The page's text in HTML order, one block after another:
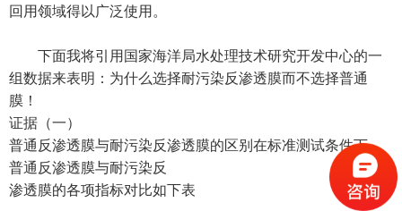
回用领域得以广泛使用。
下面我将引用国家海洋局水处理技术研究开发中心的一
组数据来表明：为什么选择耐污染反渗透膜而不选择普通
膜！
证据（一）
普通反渗透膜与耐污染反渗透膜的区别在标准测试条件下，
普通反渗透膜与耐污染反
渗透膜的各项指标对比如下表